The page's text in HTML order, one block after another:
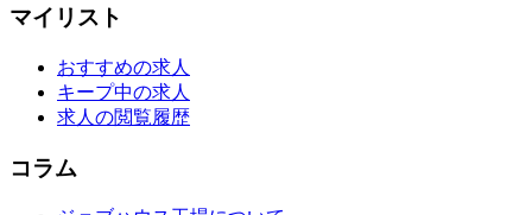
マイリスト
おすすめの求人
キープ中の求人
求人の閲覧履歴
コラム